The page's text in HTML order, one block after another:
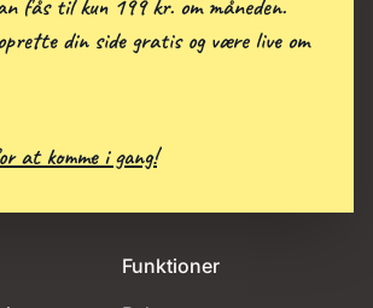
Funktioner
fås til kun 199 kr. om måneden.
din side gratis og være live om
at komme i gang!